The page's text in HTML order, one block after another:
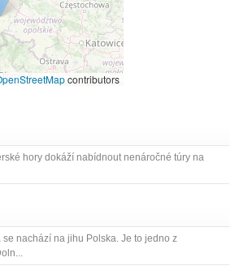
contributors
hory dokáží nabídnout nenáročné túry na
se nachází na jihu Polska. Je to jedno z